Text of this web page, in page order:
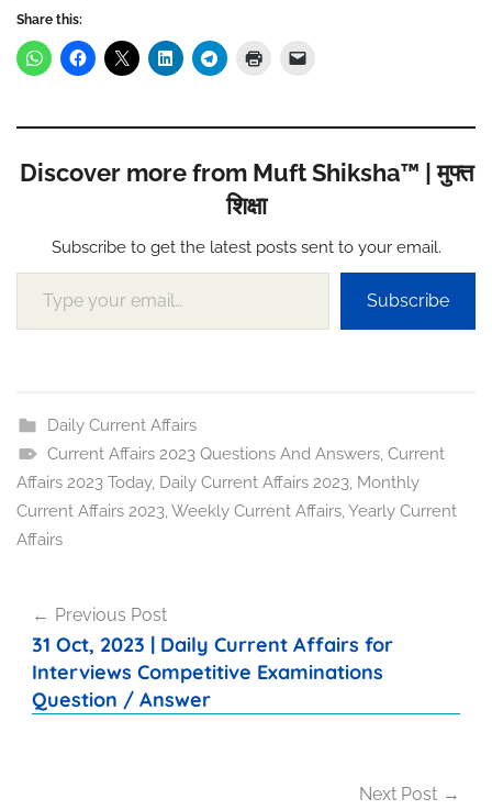
Share this:
Discover more from Muft Shiksha™ | मुफ्त
शिक्षा
Subscribe to get the latest posts sent to your email.
Type your email…
Subscribe
Daily Current Affairs
Current Affairs 2023 Questions And Answers, Current
Affairs 2023 Today, Daily Current Affairs 2023, Monthly
Current Affairs 2023,Weekly Current Affairs,Yearly Current
Affairs
navigation
Previous Post
31 Oct, 2023 | Daily Current Affairs for
Interviews Competitive Examinations
Question / Answer
Next Post